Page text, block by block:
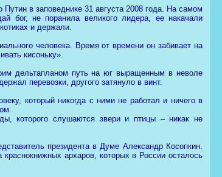
в заповеднике 31 августа 2008 года. На самом
бог, не поранила великого лидера, ее накачали
и держали.
человека. Время от времени он забивает на
кисоньку».
дельтапланом путь на юг выращенным в неволе
перевозки, другого затянуло в винт.
который никогда с ними не работал и ничего в
которого слушаются звери и птицы – никак не
президента в Думе Александр Косопкин.
архаров, которых в России осталось